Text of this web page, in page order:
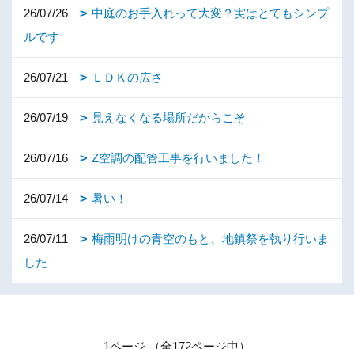
26/07/26
中庭のお手入れって大変？実はとてもシンプ
ルです
26/07/21 ＬＤＫの広さ
26/07/19 見えなくなる場所だからこそ
26/07/16 Z空調の配管工事を行いました！
26/07/14 暑い！
26/07/11
梅雨明けの青空のもと、地鎮祭を執り行いま
した
1ページ （全172ページ中）